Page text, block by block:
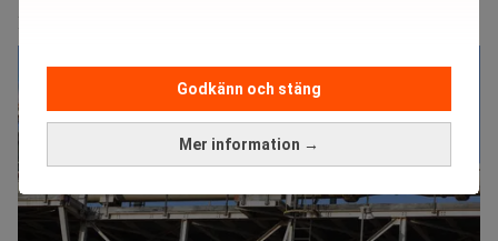
Mer information →
Godkänn och stäng